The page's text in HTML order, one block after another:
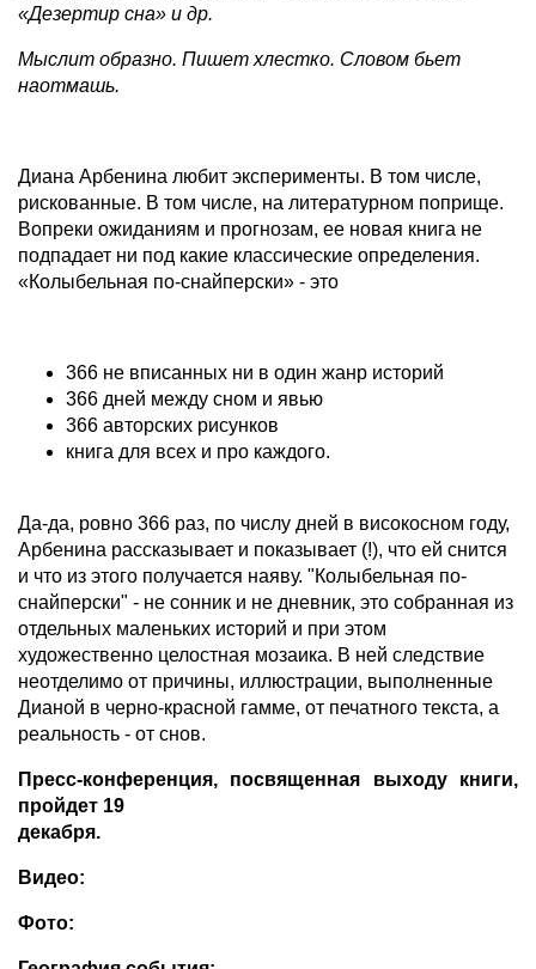
«Дезертир сна» и др.
Мыслит образно. Пишет хлестко. Словом бьет
наотмашь.
Диана Арбенина любит эксперименты. В том числе,
рискованные. В том числе, на литературном поприще.
Вопреки ожиданиям и прогнозам, ее новая книга не
подпадает ни под какие классические определения.
«Колыбельная по-снайперски» - это
366 не вписанных ни в один жанр историй
366 дней между сном и явью
366 авторских рисунков
книга для всех и про каждого.
Да-да, ровно 366 раз, по числу дней в високосном году,
Арбенина рассказывает и показывает (!), что ей снится
и что из этого получается наяву. "Колыбельная по-
снайперски" - не сонник и не дневник, это собранная из
отдельных маленьких историй и при этом
художественно целостная мозаика. В ней следствие
неотделимо от причины, иллюстрации, выполненные
Дианой в черно-красной гамме, от печатного текста, а
реальность - от снов.
Пресс-конференция, посвященная выходу книги,
пройдет 19
декабря.
Видео:
Фото: